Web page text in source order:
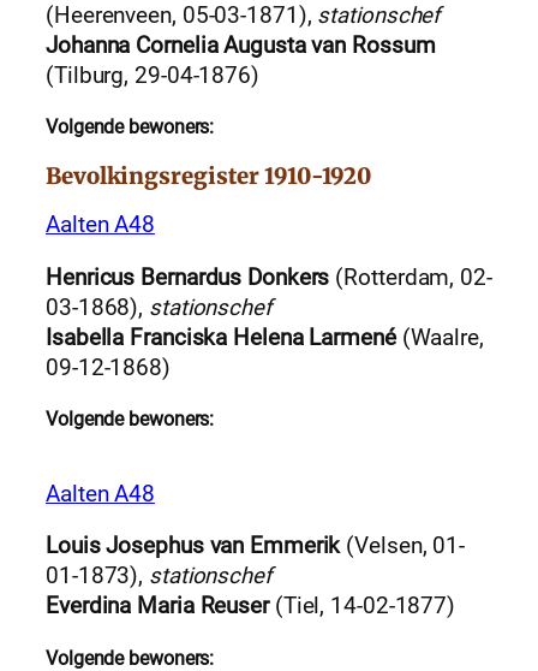
(Heerenveen, 05-03-1871), stationschef
Johanna Cornelia Augusta van Rossum
(Tilburg, 29-04-1876)
Volgende bewoners:
Bevolkingsregister 1910-1920
Aalten A48
Henricus Bernardus Donkers (Rotterdam, 02-
03-1868), stationschef
Isabella Franciska Helena Larmené(Waalre,
09-12-1868)
Volgende bewoners:
Aalten A48
Louis Josephus van Emmerik(Velsen, 01-
01-1873), stationschef
Everdina Maria Reuser(Tiel, 14-02-1877)
Volgende bewoners: